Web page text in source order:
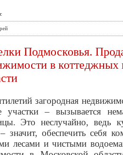
Подмосковья.
в коттеджных
загородная
участки – вызывается
Это неслучайно, ведь
значит, обеспечить себя
лесами и чистыми